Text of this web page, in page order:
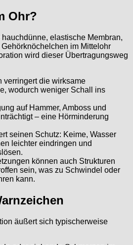
Ohr?
elastische Membran,
im Mittelohr
wird dieser Übertragungsweg
verringert die wirksame
wodurch weniger Schall ins
auf Hammer, Amboss und
– eine Hörminderung
seinen Schutz: Keime, Wasser
leichter eindringen und
können auch Strukturen
sein, was zu Schwindel oder
kann.
äußert sich typischerweise